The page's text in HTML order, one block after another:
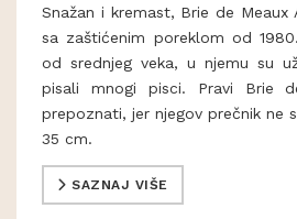
Snažan i kremast, Brie de Meaux
sa zaštićenim poreklom od
od srednjeg veka, u njemu su
pisali mnogi pisci. Pravi Brie
prepoznati, jer njegov prečnik ne
35 cm.
SAZNAJ VIŠE